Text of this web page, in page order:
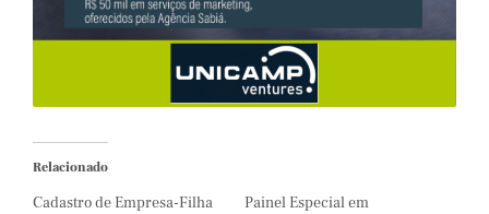
Relacionado
Cadastro de Empresa-Filha
Painel Especial em